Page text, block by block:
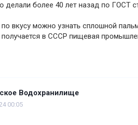
делали более 40 лет назад по ГОСТ
вкусу можно узнать сплошной
в СССР пищевая
Водохранилище
00:05